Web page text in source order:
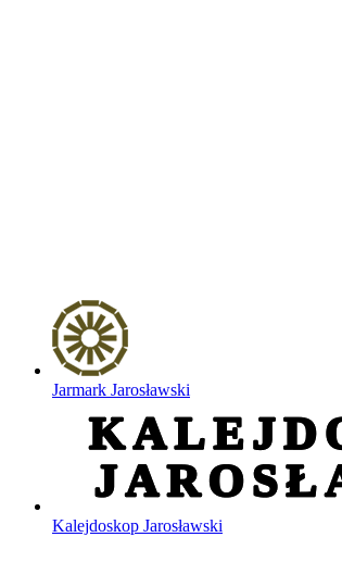
Jarmark Jarosławski
Kalejdoskop Jarosławski